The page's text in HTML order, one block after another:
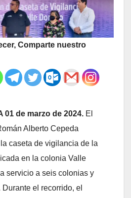
Comparte nuestro
01 de marzo de 2024. El
Alberto Cepeda
caseta de vigilancia de la
en la colonia Valle
servicio a seis colonias y
el recorrido, el